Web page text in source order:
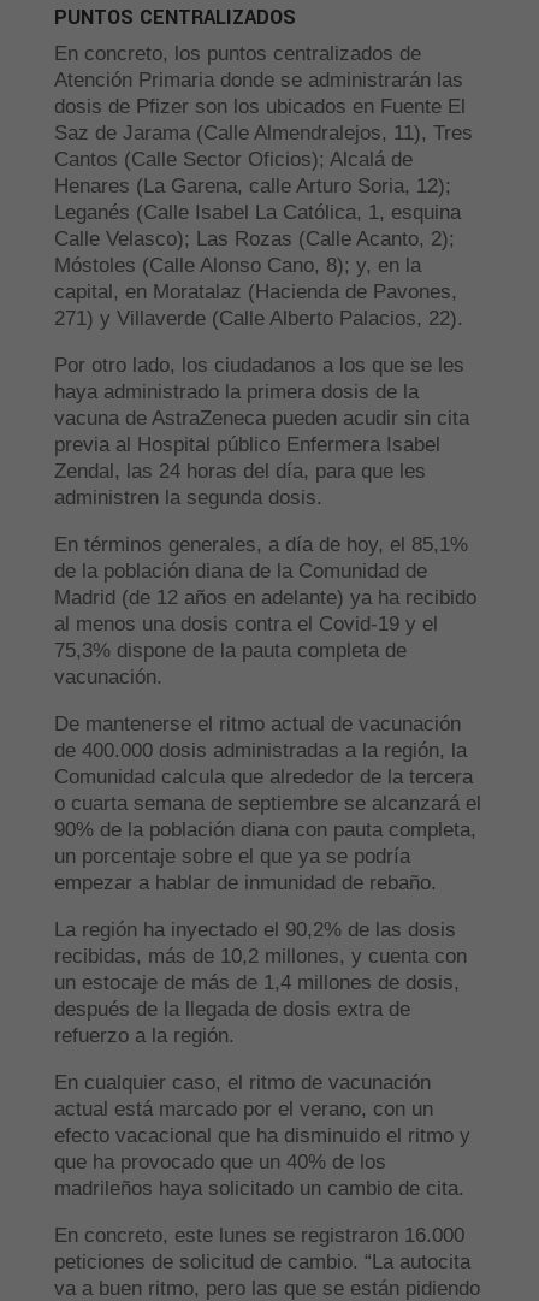
PUNTOS CENTRALIZADOS
En concreto, los puntos centralizados de
Atención Primaria donde se administrarán las
dosis de Pfizer son los ubicados en Fuente El
Saz de Jarama (Calle Almendralejos, 11), Tres
Cantos (Calle Sector Oficios); Alcalá de
Henares (La Garena, calle Arturo Soria, 12);
Leganés (Calle Isabel La Católica, 1, esquina
Calle Velasco); Las Rozas (Calle Acanto, 2);
Móstoles (Calle Alonso Cano, 8); y, en la
capital, en Moratalaz (Hacienda de Pavones,
271) y Villaverde (Calle Alberto Palacios, 22).
Por otro lado, los ciudadanos a los que se les
haya administrado la primera dosis de la
vacuna de AstraZeneca pueden acudir sin cita
previa al Hospital público Enfermera Isabel
Zendal, las 24 horas del día, para que les
administren la segunda dosis.
En términos generales, a día de hoy, el 85,1%
de la población diana de la Comunidad de
Madrid (de 12 años en adelante) ya ha recibido
al menos una dosis contra el Covid-19 y el
75,3% dispone de la pauta completa de
vacunación.
De mantenerse el ritmo actual de vacunación
de 400.000 dosis administradas a la región, la
Comunidad calcula que alrededor de la tercera
o cuarta semana de septiembre se alcanzará el
90% de la población diana con pauta completa,
un porcentaje sobre el que ya se podría
empezar a hablar de inmunidad de rebaño.
La región ha inyectado el 90,2% de las dosis
recibidas, más de 10,2 millones, y cuenta con
un estocaje de más de 1,4 millones de dosis,
después de la llegada de dosis extra de
refuerzo a la región.
En cualquier caso, el ritmo de vacunación
actual está marcado por el verano, con un
efecto vacacional que ha disminuido el ritmo y
que ha provocado que un 40% de los
madrileños haya solicitado un cambio de cita.
En concreto, este lunes se registraron 16.000
peticiones de solicitud de cambio. “La autocita
va a buen ritmo, pero las que se están pidiendo